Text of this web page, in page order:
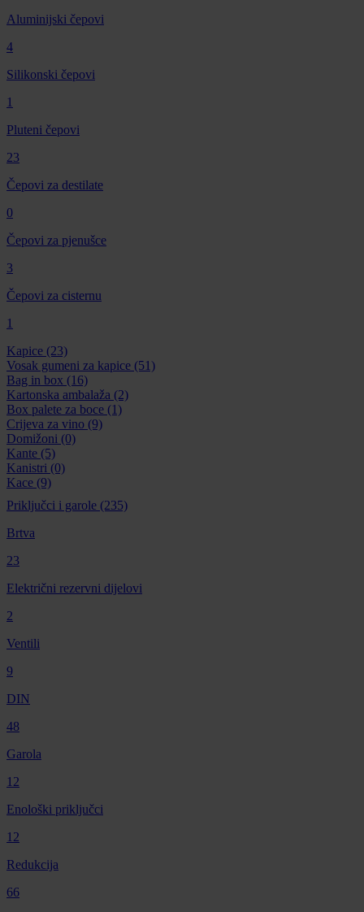
Aluminijski čepovi
4
Silikonski čepovi
1
Pluteni čepovi
23
Čepovi za destilate
0
Čepovi za pjenušce
3
Čepovi za cisternu
1
Kapice (23)
Vosak gumeni za kapice (51)
Bag in box (16)
Kartonska ambalaža (2)
Box palete za boce (1)
Crijeva za vino (9)
Domižoni (0)
Kante (5)
Kanistri (0)
Kace (9)
Priključci i garole (235)
Brtva
23
Električni rezervni dijelovi
2
Ventili
9
DIN
48
Garola
12
Enološki priključci
12
Redukcija
66